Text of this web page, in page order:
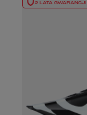
2 LATA GWARANCJI